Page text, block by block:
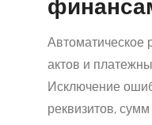
Автоматическое
актов и
Исключение
реквизитов, сумм